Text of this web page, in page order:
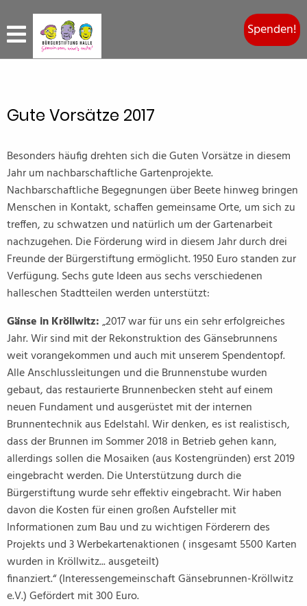
Spenden!
Gute Vorsätze 2017
Besonders häufig drehten sich die Guten Vorsätze in diesem
Jahr um nachbarschaftliche Gartenprojekte.
Nachbarschaftliche Begegnungen über Beete hinweg bringen
Menschen in Kontakt, schaffen gemeinsame Orte, um sich zu
treffen, zu schwatzen und natürlich um der Gartenarbeit
nachzugehen. Die Förderung wird in diesem Jahr durch drei
Freunde der Bürgerstiftung ermöglicht. 1950 Euro standen zur
Verfügung. Sechs gute Ideen aus sechs verschiedenen
halleschen Stadtteilen werden unterstützt:
Gänse in Kröllwitz:„2017 war für uns ein sehr erfolgreiches
Jahr. Wir sind mit der Rekonstruktion des Gänsebrunnens
weit vorangekommen und auch mit unserem Spendentopf.
Alle Anschlussleitungen und die Brunnenstube wurden
gebaut, das restaurierte Brunnenbecken steht auf einem
neuen Fundament und ausgerüstet mit der internen
Brunnentechnik aus Edelstahl. Wir denken, es ist realistisch,
dass der Brunnen im Sommer 2018 in Betrieb gehen kann,
allerdings sollen die Mosaiken (aus Kostengründen) erst 2019
eingebracht werden. Die Unterstützung durch die
Bürgerstiftung wurde sehr effektiv eingebracht. Wir haben
davon die Kosten für einen großen Aufsteller mit
Informationen zum Bau und zu wichtigen Förderern des
Projekts und 3 Werbekartenaktionen ( insgesamt 5500 Karten
wurden in Kröllwitz... ausgeteilt)
finanziert.“ (Interessengemeinschaft Gänsebrunnen-Kröllwitz
e.V.) Gefördert mit 300 Euro.